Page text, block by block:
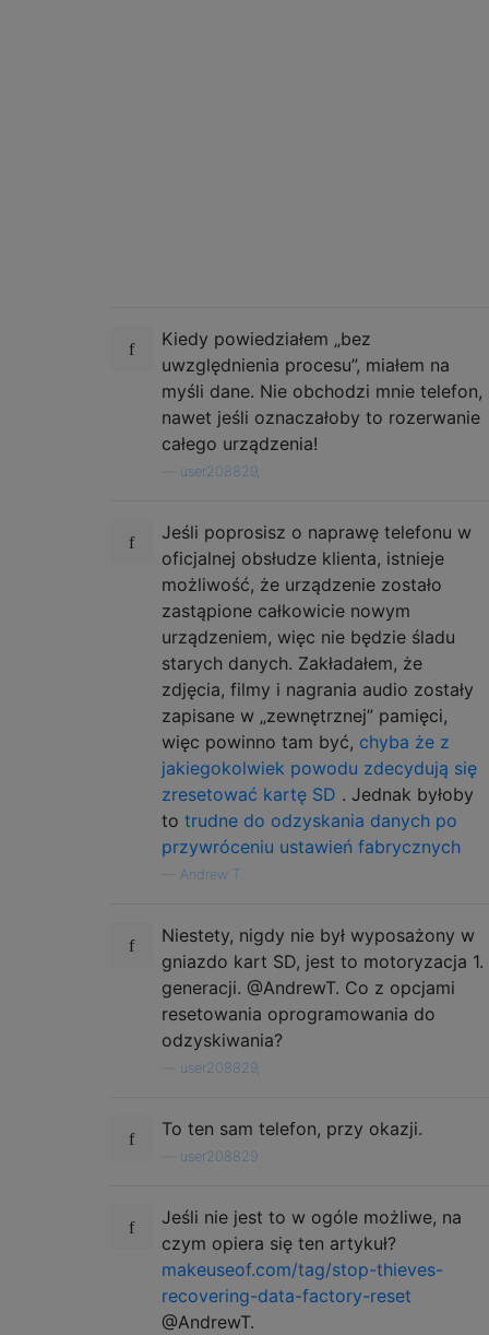
Kiedy powiedziałem „bez
uwzględnienia procesu”, miałem na
myśli dane. Nie obchodzi mnie telefon,
nawet jeśli oznaczałoby to rozerwanie
całego urządzenia!
user208829,
Jeśli poprosisz o naprawę telefonu w
oficjalnej obsłudze klienta, istnieje
możliwość, że urządzenie zostało
zastąpione całkowicie nowym
urządzeniem, więc nie będzie śladu
starych danych. Zakładałem, że
zdjęcia, filmy i nagrania audio zostały
zapisane w „zewnętrznej” pamięci,
więc powinno tam być, chyba że z
jakiegokolwiek powodu zdecydują się
zresetować kartę SD . Jednak byłoby
to trudne do odzyskania danych po
przywróceniu ustawień fabrycznych
Andrew T.
Niestety, nigdy nie był wyposażony w
gniazdo kart SD, jest to motoryzacja 1.
generacji. @AndrewT. Co z opcjami
resetowania oprogramowania do
odzyskiwania?
user208829,
To ten sam telefon, przy okazji.
user208829
Jeśli nie jest to w ogóle możliwe, na
czym opiera się ten artykuł?
makeuseof.com/tag/stop-thieves-
recovering-data-factory-reset
@AndrewT.